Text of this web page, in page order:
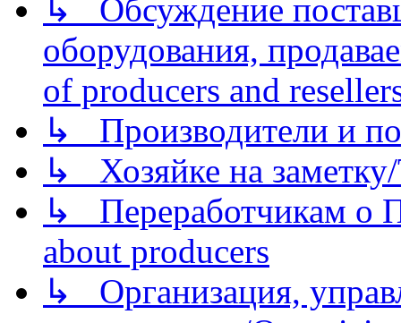
↳ Обсуждение
оборудования,
of producers and
↳ Производители и
↳ Хозяйке на
↳ Переработчикам о
about producers
↳ Организация,